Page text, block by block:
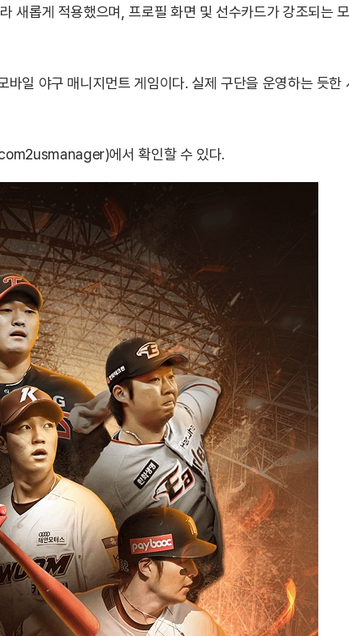
새롭게 적용했으며, 프로필 화면 및 선수카드가 강조되는
일 야구 매니지먼트 게임이다. 실제 구단을 운영하는 듯한
에서 확인할 수 있다.